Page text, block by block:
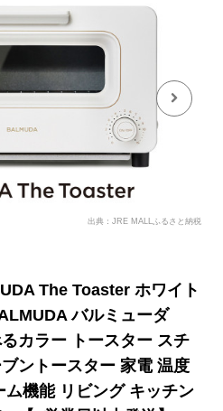
出典：JRE MALLふるさと納税
The Toaster ホワイト
バルミューダ
カラー トースター スチ
ントースター 家電 温度
機能 リビング キッチン